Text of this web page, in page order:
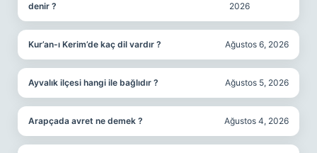
denir ?
2026
Kur’an-ı Kerim’de kaç dil vardır ? Ağustos 6, 2026
Ayvalık ilçesi hangi ile bağlıdır ? Ağustos 5, 2026
Arapçada avret ne demek ? Ağustos 4, 2026